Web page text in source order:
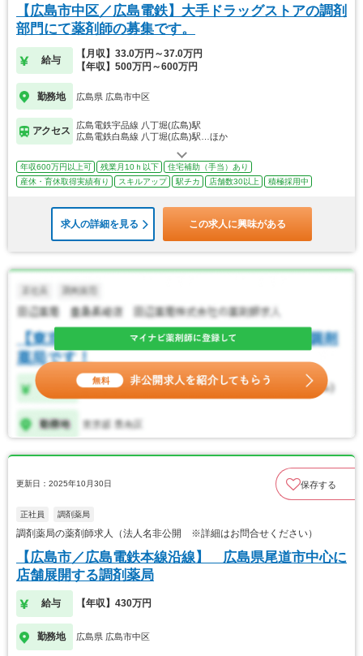
【広島市中区／広島電鉄】大手ドラッグストアの調剤
部門にて薬剤師の募集です。
給与
【月収】33.0万円～37.0万円
【年収】500万円～600万円
勤務地 広島県 広島市中区
アクセス
広島電鉄宇品線 八丁堀(広島)駅
広島電鉄白島線 八丁堀(広島)駅…ほか
年収600万円以上可 残業月10ｈ以下
住宅補助（手当）あり
産休・育休取得実績有り
スキルアップ 駅チカ 店舗数30以上 積極採用中
求人の詳細を見る この求人に興味がある
更新日：2025年10月30日 保存する
正社員 調剤薬局
調剤薬局の薬剤師求人（法人名非公開 ※詳細はお問合せください）
【広島市／広島電鉄本線沿線】 広島県尾道市中心に
店舗展開する調剤薬局
給与 【年収】430万円
勤務地 広島県 広島市中区